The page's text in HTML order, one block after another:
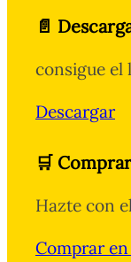
📄
consigue el
Descargar
🛒
Hazte con
Comprar